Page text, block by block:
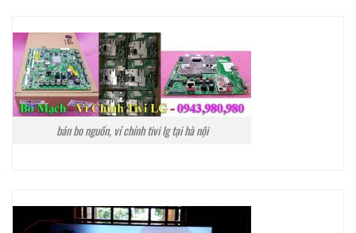
bán bo nguồn, vỉ chính tivi lg tại hà nội